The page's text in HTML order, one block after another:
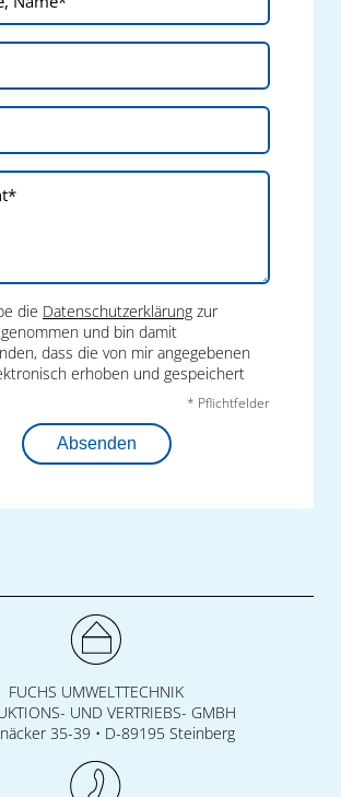
die Datenschutzerklärung zur
und bin damit
dass die von mir angegebenen
erhoben und gespeichert
* Pflichtfelder
Absenden
FUCHS UMWELTTECHNIK
UND VERTRIEBS- GMBH
35-39 • D-89195 Steinberg